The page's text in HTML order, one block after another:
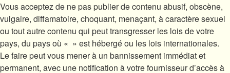
Vous acceptez de ne pas publier de contenu abusif, obscène,
vulgaire, diffamatoire, choquant, menaçant, à caractère sexuel
ou tout autre contenu qui peut transgresser les lois de votre
pays, du pays où « » est hébergé ou les lois internationales.
Le faire peut vous mener à un bannissement immédiat et
permanent, avec une notification à votre fournisseur d’accès à